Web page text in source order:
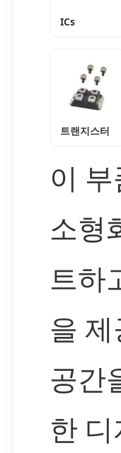
ICs
트랜지스터
이
소형
트하
을
공간
한